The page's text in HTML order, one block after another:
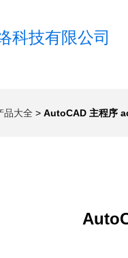
科技有限公司
品大全 > AutoCAD 主程序